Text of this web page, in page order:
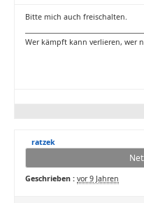
Bitte mich auch freischalten.
Wer kämpft kann verlieren, wer
ratzek
Geschrieben : vor 9 Jahren